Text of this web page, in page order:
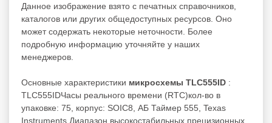
Данное изображение взято с печатных справочников,
каталогов или других общедоступных ресурсов. Оно
может содержать некоторые неточности. Более
подробную информацию уточняйте у наших
менеджеров.
Основные характеристики микросхемы TLC555ID :
TLC555IDЧасы реального времени (RTC)кол-во в
упаковке: 75, корпус: SOIC8, АБ Таймер 555, Texas
Instruments Диапазон высокостабильных прецизионных